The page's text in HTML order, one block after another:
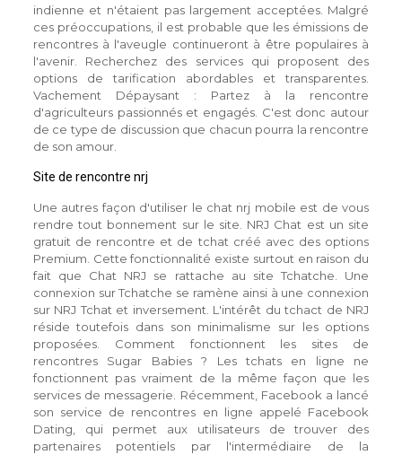
indienne et n'étaient pas largement acceptées. Malgré
ces préoccupations, il est probable que les émissions de
rencontres à l'aveugle continueront à être populaires à
l'avenir. Recherchez des services qui proposent des
options de tarification abordables et transparentes.
Vachement Dépaysant : Partez à la rencontre
d'agriculteurs passionnés et engagés. C'est donc autour
de ce type de discussion que chacun pourra la rencontre
de son amour.
Site de rencontre nrj
Une autres façon d'utiliser le chat nrj mobile est de vous
rendre tout bonnement sur le site. NRJ Chat est un site
gratuit de rencontre et de tchat créé avec des options
Premium. Cette fonctionnalité existe surtout en raison du
fait que Chat NRJ se rattache au site Tchatche. Une
connexion sur Tchatche se ramène ainsi à une connexion
sur NRJ Tchat et inversement. L'intérêt du tchact de NRJ
réside toutefois dans son minimalisme sur les options
proposées. Comment fonctionnent les sites de
rencontres Sugar Babies ? Les tchats en ligne ne
fonctionnent pas vraiment de la même façon que les
services de messagerie. Récemment, Facebook a lancé
son service de rencontres en ligne appelé Facebook
Dating, qui permet aux utilisateurs de trouver des
partenaires potentiels par l'intermédiaire de la